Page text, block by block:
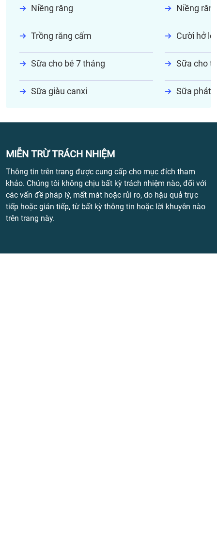
Niềng răng Niềng
Trồng răng cấm Cười hở lợi
Sữa cho bé 7 tháng Sữa cho
Sữa giàu canxi Sữa phát
MIỄN TRỪ TRÁCH NHIỆM
Thông tin trên trang được cung cấp cho mục đích tham
khảo. Chúng tôi không chịu bất kỳ trách nhiệm nào, đối với
các vấn đề pháp lý, mất mát hoặc rủi ro, do hậu quả trực
tiếp hoặc gián tiếp, từ bất kỳ thông tin hoặc lời khuyên nào
trên trang này.